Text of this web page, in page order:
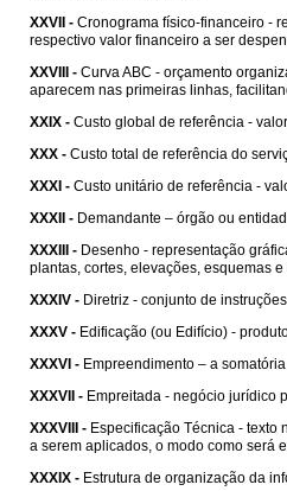
XXVII - Cronograma físico-financeiro -
respectivo valor financeiro a ser
XXVIII - Curva ABC - orçamento
aparecem nas primeiras linhas,
XXIX - Custo global de referência -
XXX - Custo total de referência do
XXXI - Custo unitário de referência -
XXXII - Demandante – órgão ou
XXXIII - Desenho - representação
plantas, cortes, elevações, esquemas
XXXIV - Diretriz - conjunto de
XXXV - Edificação (ou Edifício) -
XXXVI - Empreendimento – a
XXXVII - Empreitada - negócio jurídico
XXXVIII - Especificação Técnica -
a serem aplicados, o modo como será
XXXIX - Estrutura de organização da